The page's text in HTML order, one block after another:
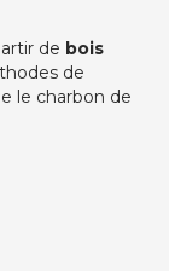
de bois
de
le charbon de